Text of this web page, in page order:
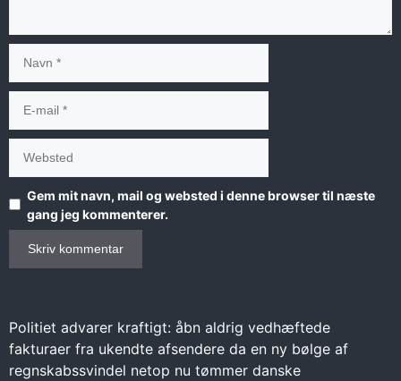
mail
Gem mit navn, mail og websted i denne browser til næste
gang jeg kommenterer.
Politiet advarer kraftigt: åbn aldrig vedhæftede
fakturaer fra ukendte afsendere da en ny bølge af
regnskabssvindel netop nu tømmer danske